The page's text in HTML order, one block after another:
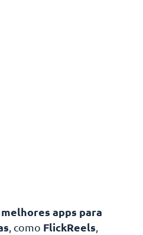
melhores apps para
, como FlickReels,